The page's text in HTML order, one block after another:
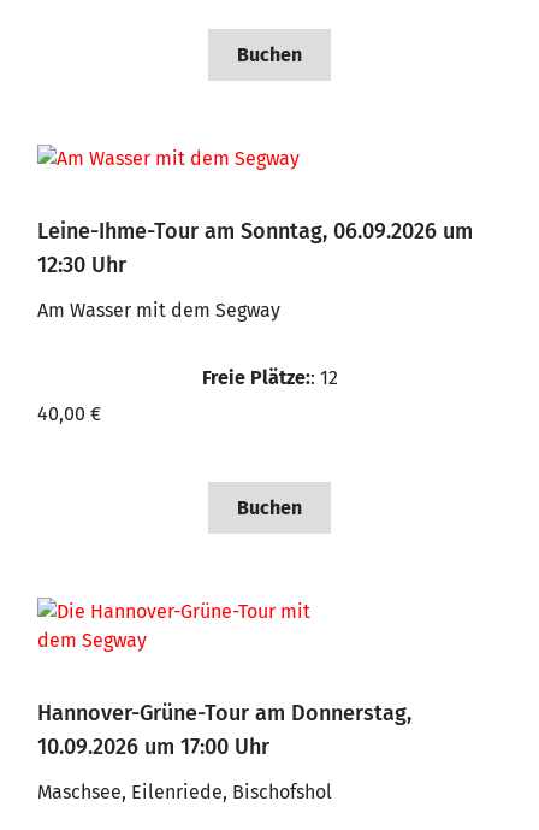
Buchen
Leine-Ihme-Tour am Sonntag, 06.09.2026 um
12:30 Uhr
Am Wasser mit dem Segway
Freie Plätze:: 12
40,00 €
Buchen
Hannover-Grüne-Tour am Donnerstag,
10.09.2026 um 17:00 Uhr
Maschsee, Eilenriede, Bischofshol